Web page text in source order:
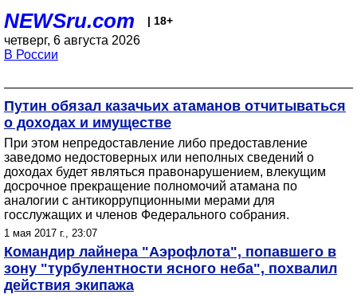
NEWSru.com | 18+
четверг, 6 августа 2026
В России
Путин обязал казачьих атаманов отчитываться
о доходах и имуществе
При этом непредоставление либо предоставление
заведомо недостоверных или неполных сведений о
доходах будет являться правонарушением, влекущим
досрочное прекращение полномочий атамана по
аналогии с антикоррупционными мерами для
госслужащих и членов Федерального собрания.
1 мая 2017 г., 23:07
Командир лайнера "Аэрофлота", попавшего в
зону "турбулентности ясного неба", похвалил
действия экипажа